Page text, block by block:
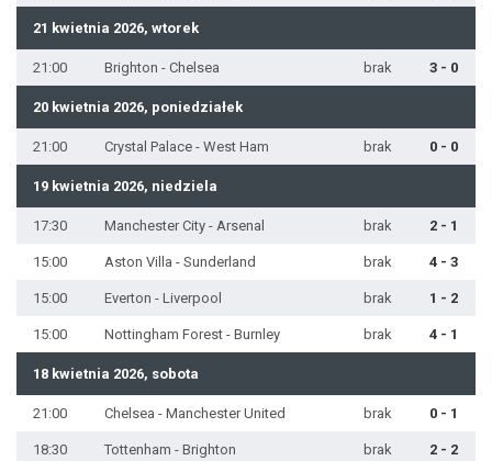
21 kwietnia 2026, wtorek
21:00 Brighton - Chelsea brak 3 - 0
20 kwietnia 2026, poniedziałek
21:00 Crystal Palace - West Ham brak 0 - 0
19 kwietnia 2026, niedziela
17:30 Manchester City - Arsenal brak 2 - 1
15:00 Aston Villa - Sunderland brak 4 - 3
15:00 Everton - Liverpool brak 1 - 2
15:00 Nottingham Forest - Burnley brak 4 - 1
18 kwietnia 2026, sobota
21:00 Chelsea - Manchester United brak 0 - 1
18:30 Tottenham - Brighton brak 2 - 2